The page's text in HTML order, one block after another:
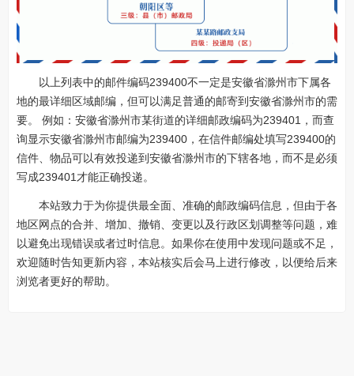
以上列表中的邮件编码239400不一定是安徽省滁州市下属各
地的最详细区域邮编，但可以满足普通的邮寄到安徽省滁州市的需
要。 例如：安徽省滁州市某街道的详细邮政编码为239401，而查
询显示安徽省滁州市邮编为239400，在信件邮编处填写239400的
信件、物品可以有效投递到安徽省滁州市的下辖各地，而不是必须
写成239401才能正确投递。
本站致力于为你提供最全面、准确的邮政编码信息，但由于各
地区网点的合并、增加、撤销、变更以及行政区划调整等问题，难
以避免出现错误或者过时信息。如果你在使用中发现问题或不足，
欢迎随时告知更新内容，本站核实后会马上进行修改，以便给后来
浏览者更好的帮助。